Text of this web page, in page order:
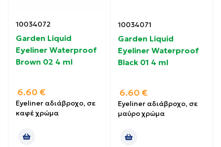
10034072
Garden Liquid
Eyeliner Waterproof
Brown 02 4 ml
6.60 €
Eyeliner αδιάβροχο, σε
καφέ χρώμα
10034071
Garden Liquid
Eyeliner Waterproof
Black 01 4 ml
6.60 €
Eyeliner αδιάβροχο, σε
μαύρο χρώμα